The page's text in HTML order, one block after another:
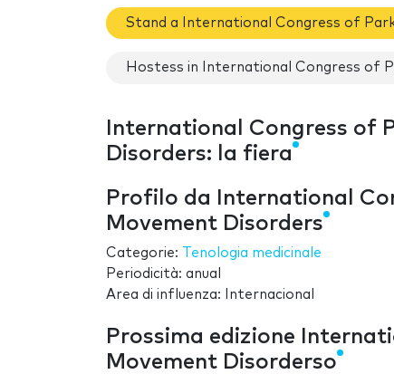
Stand a International Congress of
Hostess in International Congress of
International Congress of
Disorders: la fiera
Profilo da International
Movement Disorders
Categorie: Tenologia medicinale
Periodicità: anual
Area di influenza: Internacional
Prossima edizione
Movement Disorderso